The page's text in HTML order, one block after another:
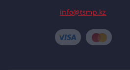
info@tsmp.kz